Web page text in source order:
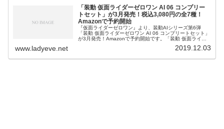
「装動 仮面ライダーゼロワン AI 06 コンプリー
トセット」が3月発売！税込3,080円の全7種！
Amazonで予約開始
『仮面ライダーゼロワン』より、装動AIシリーズ第6弾
「装動 仮面ライダーゼロワン AI 06 コンプリートセット」
が3月発売！Amazonで予約開始です。「装動 仮面ライダ
www.ladyeve.net 2019.12.03